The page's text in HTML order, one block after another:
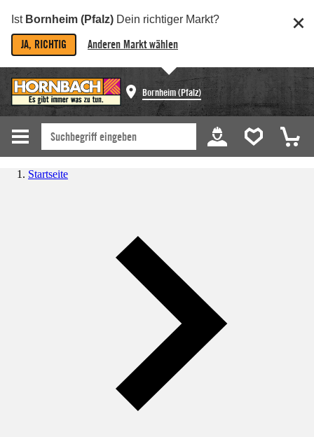
Ist Bornheim (Pfalz) Dein richtiger Markt?
JA, RICHTIG Anderen Markt wählen
Bornheim (Pfalz)
Startseite